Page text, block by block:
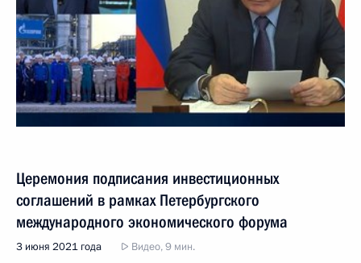
Церемония подписания инвестиционных
соглашений в рамках Петербургского
международного экономического форума
3 июня 2021 года Видео, 9 мин.